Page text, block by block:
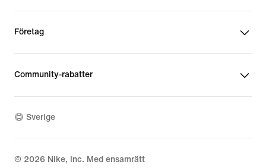
Företag
Community-rabatter
Sverige
© 2026 Nike, Inc. Med ensamrätt